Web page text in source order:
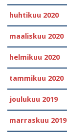
huhtikuu 2020
maaliskuu 2020
helmikuu 2020
tammikuu 2020
joulukuu 2019
marraskuu 2019